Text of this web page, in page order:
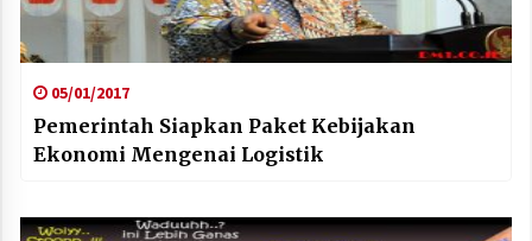
05/01/2017
Pemerintah Siapkan Paket Kebijakan
Ekonomi Mengenai Logistik